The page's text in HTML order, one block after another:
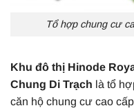
Tổ hợp chung cư
Khu đô thị Hinode
Chung Di Trạch là tổ
căn hộ chung cư cao